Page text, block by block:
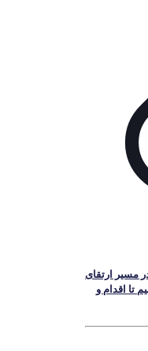
مسیر ارتقای
تا اقدام و